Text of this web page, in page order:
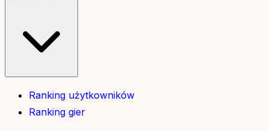
Ranking użytkowników
Ranking gier